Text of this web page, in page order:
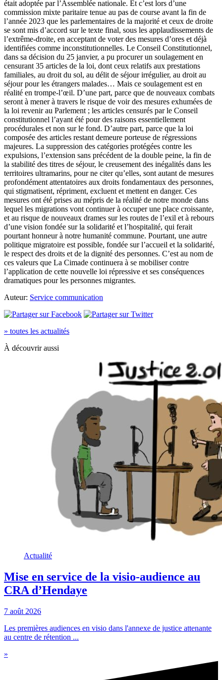
était adoptée par l’Assemblée nationale. Et c’est lors d’une
commission mixte paritaire tenue au pas de course avant la fin de
l’année 2023 que les parlementaires de la majorité et ceux de droite
se sont mis d’accord sur le texte final, sous les applaudissements de
l’extrême-droite, en acceptant de voter des mesures d’ores et déjà
identifiées comme inconstitutionnelles. Le Conseil Constitutionnel,
dans sa décision du 25 janvier, a pu procurer un soulagement en
censurant 35 articles de la loi, dont ceux relatifs aux prestations
familiales, au droit du sol, au délit de séjour irrégulier, au droit au
séjour pour les étrangers malades… Mais ce soulagement est en
réalité en trompe-l’œil. D’une part, parce que de nouveaux combats
seront à mener à travers le risque de voir des mesures exhumées de
la loi revenir au Parlement ; les articles censurés par le Conseil
constitutionnel l’ayant été pour des raisons essentiellement
procédurales et non sur le fond. D’autre part, parce que la loi
composée des articles restant demeure porteuse de régressions
majeures. La suppression des catégories protégées contre les
expulsions, l’extension sans précédent de la double peine, la fin de
la stabilité des titres de séjour, le creusement des inégalités dans les
territoires ultramarins, pour ne citer qu’elles, sont autant de mesures
profondément attentatoires aux droits fondamentaux des personnes,
qui stigmatisent, répriment, excluent et mettent en danger. Ces
mesures ont été prises au mépris de la réalité de notre monde dans
lequel les migrations vont continuer à occuper une place croissante,
et au risque de nouveaux drames sur les routes de l’exil et à rebours
d’une vision fondée sur la solidarité et l’hospitalité, qui ferait
pourtant honneur à notre humanité commune. Pourtant, une autre
politique migratoire est possible, fondée sur l’accueil et la solidarité,
le respect des droits et de la dignité des personnes. C’est au nom de
ces valeurs que La Cimade continuera à se mobiliser contre
l’application de cette nouvelle loi répressive et ses conséquences
dramatiques pour les personnes migrantes.
Auteur: Service communication
» toutes les actualités
À découvrir aussi
Actualité
Mise en service de la visio-audience au
CRA d’Hendaye
7 août 2026
Les premières audiences en visio dans l'annexe de justice attenante
au centre de rétention ...
»